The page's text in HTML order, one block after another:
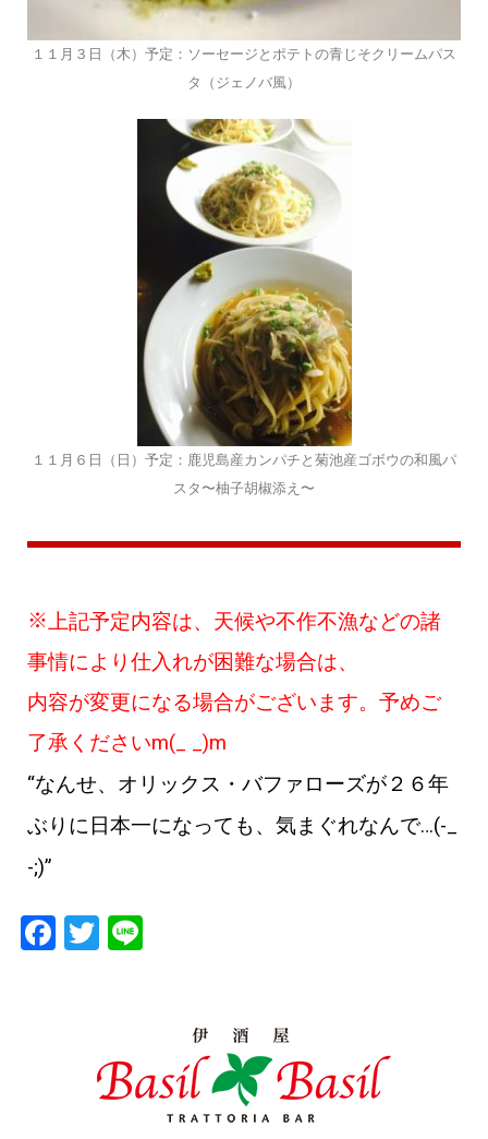
１１月３日（木）予定：ソーセージとポテトの青じそクリームパス
タ（ジェノバ風）
１１月６日（日）予定：鹿児島産カンパチと菊池産ゴボウの和風パ
スタ〜柚子胡椒添え〜
※上記予定内容は、天候や不作不漁などの諸
事情により仕入れが困難な場合は、
内容が変更になる場合がございます。予めご
了承くださいm(_ _)m
“なんせ、オリックス・バファローズが２６年
ぶりに日本一になっても、気まぐれなんで…(-_
-;)”
F
T